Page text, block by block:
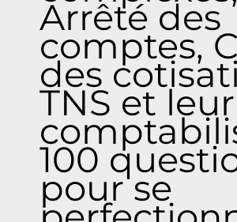
Arrêté des
comptes,
des
TNS et leur
100
pour se